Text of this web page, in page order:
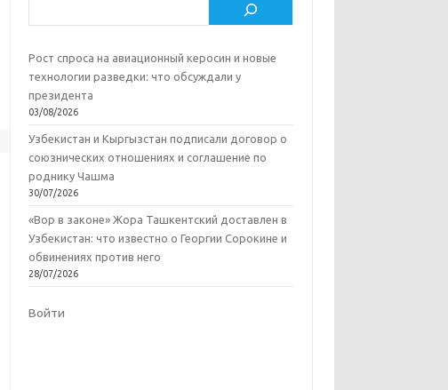
Рост спроса на авиационный керосин и новые
технологии разведки: что обсуждали у
президента
03/08/2026
Узбекистан и Кыргызстан подписали договор о
союзнических отношениях и соглашение по
роднику Чашма
30/07/2026
«Вор в законе» Жора Ташкентский доставлен в
Узбекистан: что известно о Георгии Сорокине и
обвинениях против него
28/07/2026
Войти